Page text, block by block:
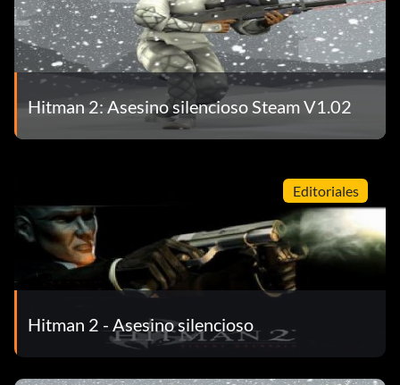
Hitman 2: Asesino silencioso Steam V1.02
Editoriales
Hitman 2 - Asesino silencioso